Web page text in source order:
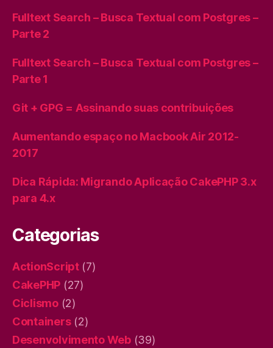
Fulltext Search – Busca Textual com Postgres –
Parte 2
Fulltext Search – Busca Textual com Postgres –
Parte 1
Git + GPG = Assinando suas contribuições
Aumentando espaço no Macbook Air 2012-
2017
Dica Rápida: Migrando Aplicação CakePHP 3.x
para 4.x
Categorias
ActionScript(7)
CakePHP (27)
Ciclismo(2)
Containers(2)
Desenvolvimento Web(39)